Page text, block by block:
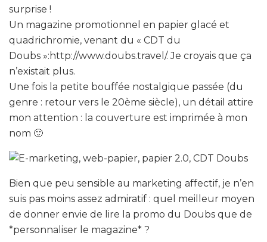
surprise !
Un magazine promotionnel en papier glacé et
quadrichromie, venant du « CDT du
Doubs »:http://www.doubs.travel/. Je croyais que ça
n’existait plus.
Une fois la petite bouffée nostalgique passée (du
genre : retour vers le 20ème siècle), un détail attire
mon attention : la couverture est imprimée à mon
nom 🙂
Bien que peu sensible au marketing affectif, je n’en
suis pas moins assez admiratif : quel meilleur moyen
de donner envie de lire la promo du Doubs que de
*personnaliser le magazine* ?